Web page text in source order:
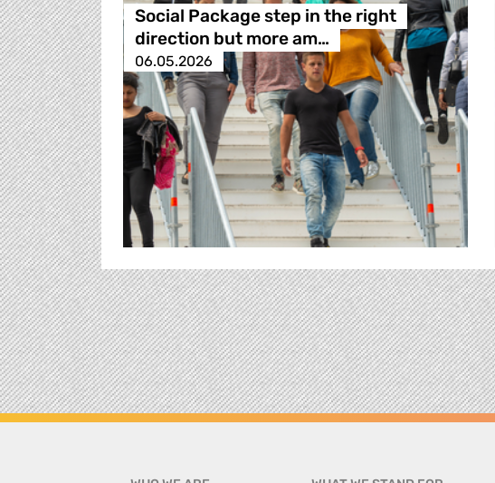
Social Package step in the right
direction but more am…
06.05.2026